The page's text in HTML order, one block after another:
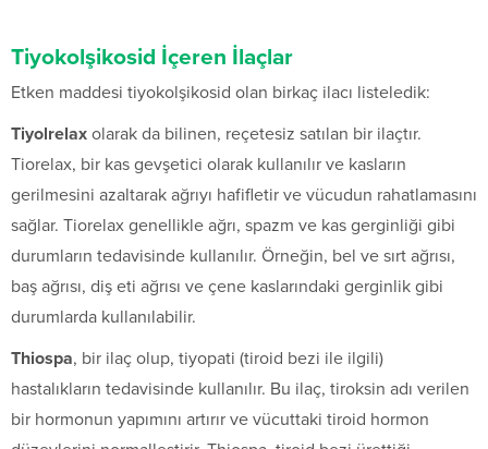
Tiyokolşikosid İçeren İlaçlar
Etken maddesi tiyokolşikosid olan birkaç ilacı listeledik:
Tiyolrelax olarak da bilinen, reçetesiz satılan bir ilaçtır.
Tiorelax, bir kas gevşetici olarak kullanılır ve kasların
gerilmesini azaltarak ağrıyı hafifletir ve vücudun rahatlamasını
sağlar. Tiorelax genellikle ağrı, spazm ve kas gerginliği gibi
durumların tedavisinde kullanılır. Örneğin, bel ve sırt ağrısı,
baş ağrısı, diş eti ağrısı ve çene kaslarındaki gerginlik gibi
durumlarda kullanılabilir.
Thiospa, bir ilaç olup, tiyopati (tiroid bezi ile ilgili)
hastalıkların tedavisinde kullanılır. Bu ilaç, tiroksin adı verilen
bir hormonun yapımını artırır ve vücuttaki tiroid hormon